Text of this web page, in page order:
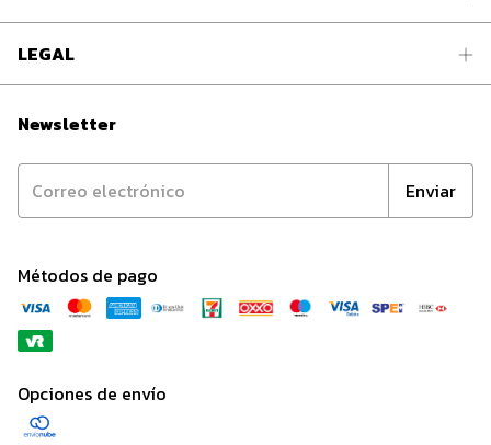
LEGAL
Newsletter
Métodos de pago
Opciones de envío